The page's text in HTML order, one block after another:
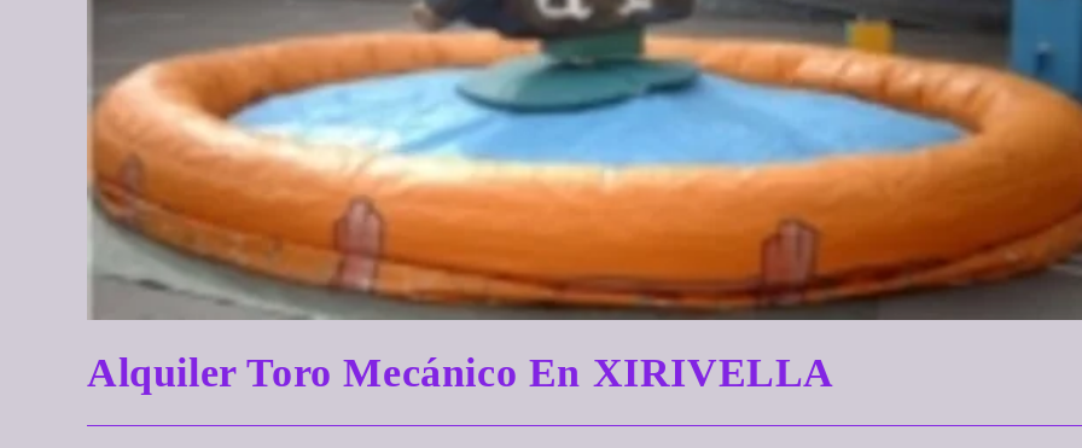
Alquiler Toro Mecánico En XIRIVELLA